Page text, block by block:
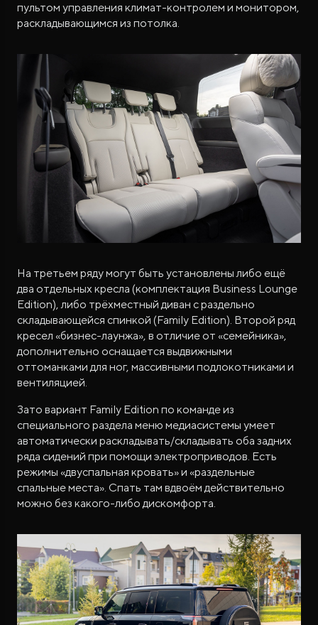
пультом управления климат-контролем и монитором,
раскладывающимся из потолка.
На третьем ряду могут быть установлены либо ещё
два отдельных кресла (комплектация Business Lounge
Edition), либо трёхместный диван с раздельно
складывающейся спинкой (Family Edition). Второй ряд
кресел «бизнес-лаунжа», в отличие от «семейника»,
дополнительно оснащается выдвижными
оттоманками для ног, массивными подлокотниками и
вентиляцией.
Зато вариант Family Edition по команде из
специального раздела меню медиасистемы умеет
автоматически раскладывать/складывать оба задних
ряда сидений при помощи электроприводов. Есть
режимы «двуспальная кровать» и «раздельные
спальные места». Спать там вдвоём действительно
можно без какого-либо дискомфорта.